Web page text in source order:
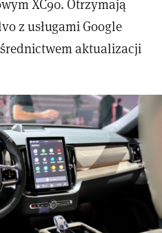
XC90. Otrzymają
z usługami Google
aktualizacji